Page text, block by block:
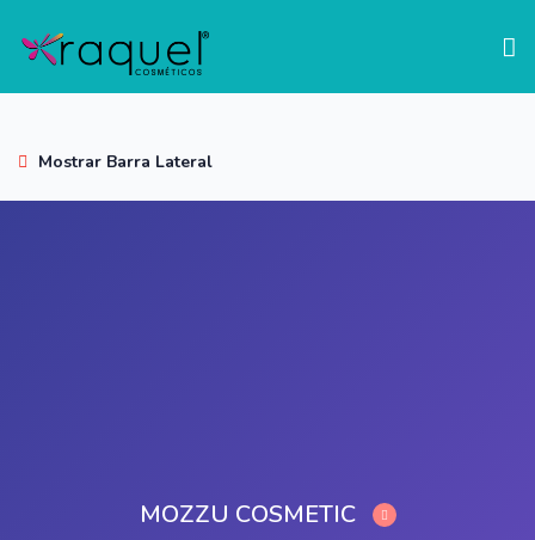
Mostrar Barra Lateral
MOZZU COSMETIC